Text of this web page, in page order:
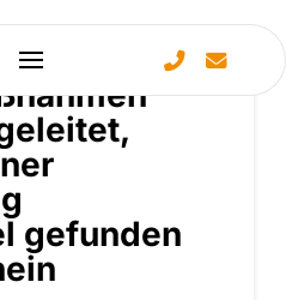
gefunden